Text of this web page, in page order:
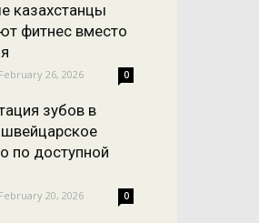
казахстанцы
фитнес вместо
February 26, 2026 0
зубов в
по доступной
February 20, 2026 0